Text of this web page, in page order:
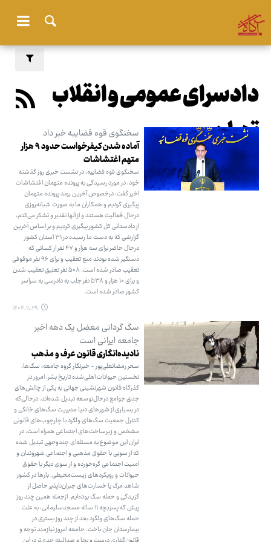
دادسرای عمومی و انقلاب
تهران
سخنگوی قوه قضاییه خبر داد
آماده شدن کیفرخواست حدود ۹ هزار
متهم اغتشاشات
سخنگوی قوه قضاییه، در نشست خبری روز گذشته
خود، در مورد رسیدگی به پرونده متهمان اغتشاشات
اخیر گفت: درخصوص آخرین روند پرونده متهمان
پیگیری کردیم و همکاران ما به صورت شبانه‌روزی
درحال فعالیت هستند و از آنها تقدیر و تشکر می‌کنم،
از دادستانی کل کشور پیگیری کردیم و بر اساس آخرین
گزارشی که به دست ما رسیده در ۳۱ استان کشور
درحال حاضر برای سه هزار و ۴۷ نفر از کسانی که
دستگیر شده بودند منع تعقیب و برای ۹۶ نفر موقوفی
تعقیب صادر شده است، ۵۰۸ نفر تعلیق تعقیب شدن
و برای ۱۰ هزار و ۵۳۸ نفر جلب به دادرسی به سراسر
کشور صادر شده است.
۱۴۰۴.۱۱.۲۹
سگ گردانی معضل یک دهه اخیر
جامعه ایرانی است
نادیده‌انگاری قانون عرف و مذهب
سحر رمضانعلی‌پور - خبرنگار گروه جامعه: سگ‌ها،
نخستین حیوانات اهلی‌شده تاریخ بشر، امروز در
گذرگاه قانون شهرنشینی جهانی به یکی از چالش‌های
جدی جوامع درحال‌توسعه تبدیل شده‌اند. درحالی‌که
در بسیاری از شهرهای دنیا مدیریت سگ‌های خانگی و
کنترل جمعیت سگ‌های ولگرد با چارچوب‌های قانونی
مشخص و زیرساخت‌های اجتماعی همراه است، در
ایران این موضوع به مسئله‌ای چندوجهی تبدیل شده
که از سویی با حقوق مذهبی و اجتماعی شهروندان و
امنیت اجتماعی گره‌خورده و از سوی دیگر با حقوق
حیوانات و رویکردهای زیست‌محیطی. بارها در کشور
شاهد مرگ یا خسارت‌های جبران‌ناپذیر حاصل از
گزیدگی و حمله سگ بوده‌ایم. ازجمله همین چند روز
پیش که پسربچه ۱۱ ساله مسجدسلیمانی، به علت
حمله سگ‌های ولگرد بعد از چند روز بستری در
بیمارستان جان باخت. جامعه امروز نیازمند توجه و